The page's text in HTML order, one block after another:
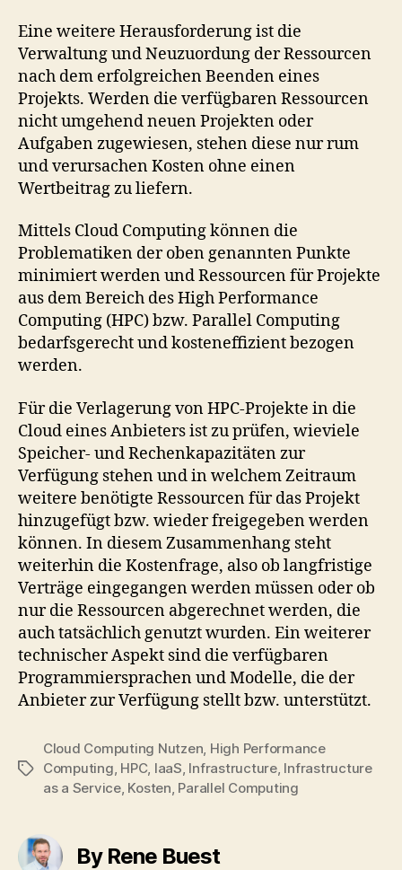
Eine weitere Herausforderung ist die
Verwaltung und Neuzuordung der Ressourcen
nach dem erfolgreichen Beenden eines
Projekts. Werden die verfügbaren Ressourcen
nicht umgehend neuen Projekten oder
Aufgaben zugewiesen, stehen diese nur rum
und verursachen Kosten ohne einen
Wertbeitrag zu liefern.
Mittels Cloud Computing können die
Problematiken der oben genannten Punkte
minimiert werden und Ressourcen für Projekte
aus dem Bereich des High Performance
Computing (HPC) bzw. Parallel Computing
bedarfsgerecht und kosteneffizient bezogen
werden.
Für die Verlagerung von HPC-Projekte in die
Cloud eines Anbieters ist zu prüfen, wieviele
Speicher- und Rechenkapazitäten zur
Verfügung stehen und in welchem Zeitraum
weitere benötigte Ressourcen für das Projekt
hinzugefügt bzw. wieder freigegeben werden
können. In diesem Zusammenhang steht
weiterhin die Kostenfrage, also ob langfristige
Verträge eingegangen werden müssen oder ob
nur die Ressourcen abgerechnet werden, die
auch tatsächlich genutzt wurden. Ein weiterer
technischer Aspekt sind die verfügbaren
Programmiersprachen und Modelle, die der
Anbieter zur Verfügung stellt bzw. unterstützt.
Tags
Cloud Computing Nutzen High Performance
Computing HPC, IaaS Infrastructure, Infrastructure
as a Service, Kosten Parallel Computing
By Rene Buest